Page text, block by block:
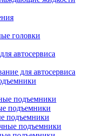
головки
автосервиса
для автосервиса
подъемники
подъемники
подъемники
подъемники